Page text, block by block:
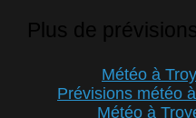
Plus de
Météo à
Prévisions météo
Météo à